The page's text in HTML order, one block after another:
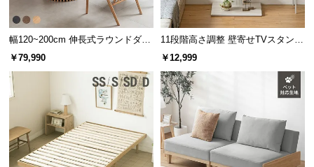
安定感抜群の土台
スチール製クロスベースと、重しとなる樹脂ベース
で支え、風を気にせず快適に過ごせます。
幅120~200cm 伸長式ラウンドダイ
ニングテーブル 6人掛け 天然木突
板 美しい格子デザイン
￥79,990
11段階高さ調整 壁寄せTVスタンド
キャスター付き 上下左右角度調節
￥12,999